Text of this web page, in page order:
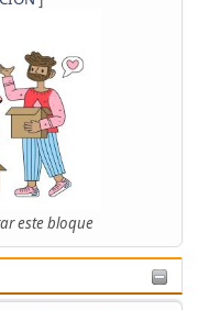
este bloque